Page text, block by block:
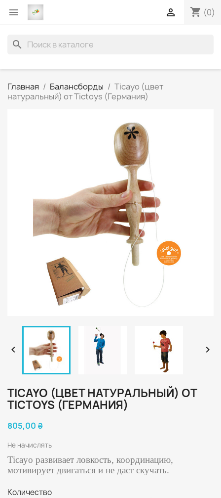
 shopping_cart (0)

search
Главная Балансборды
Ticayo (цвет
натуральный) от Tictoys (Германия)
 
TICAYO (ЦВЕТ НАТУРАЛЬНЫЙ) ОТ
TICTOYS (ГЕРМАНИЯ)
805,00 ₴
Не начислять
Ticayo развивает ловкость, координацию,
мотивирует двигаться и не даст скучать.
Количество